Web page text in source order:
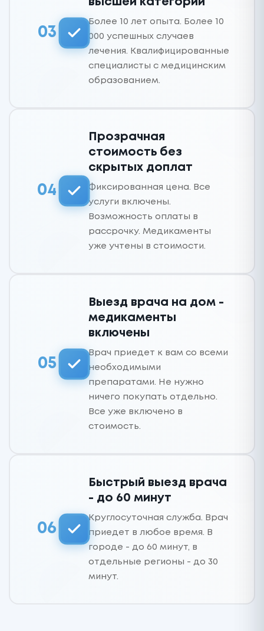
03
Более 10 лет опыта. Более 10
000 успешных случаев
лечения. Квалифицированные
специалисты с медицинским
образованием.
04
Прозрачная
стоимость без
скрытых доплат
Фиксированная цена. Все
услуги включены.
Возможность оплаты в
рассрочку. Медикаменты
уже учтены в стоимости.
05
Выезд врача на дом -
медикаменты
включены
Врач приедет к вам со всеми
необходимыми
препаратами. Не нужно
ничего покупать отдельно.
Все уже включено в
стоимость.
06
Быстрый выезд врача
- до 60 минут
Круглосуточная служба. Врач
приедет в любое время. В
городе - до 60 минут, в
отдельные регионы - до 30
минут.